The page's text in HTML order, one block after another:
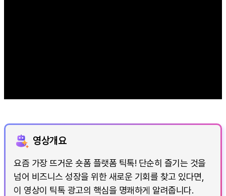
영상개요
요즘 가장 뜨거운 숏폼 플랫폼 틱톡! 단순히 즐기는 것을
넘어 비즈니스 성장을 위한 새로운 기회를 찾고 있다면,
이 영상이 틱톡 광고의 핵심을 명쾌하게 알려줍니다.